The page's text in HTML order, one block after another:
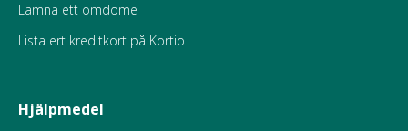
Lämna ett omdöme
Lista ert kreditkort på Kortio
Hjälpmedel